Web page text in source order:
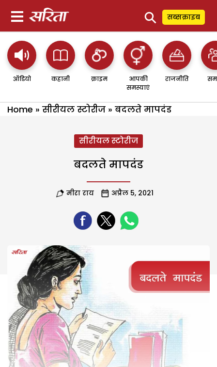
⚲ सब्सक्राइब
ऑडियो कहानी क्राइम
आपकी
समस्याएं
राजनीति
Home » सीरीयल स्टोरीज » बदलते मापदंड
सीरीयल स्टोरीज
बदलते मापदंड
मीरा राय अप्रैल 5, 2021